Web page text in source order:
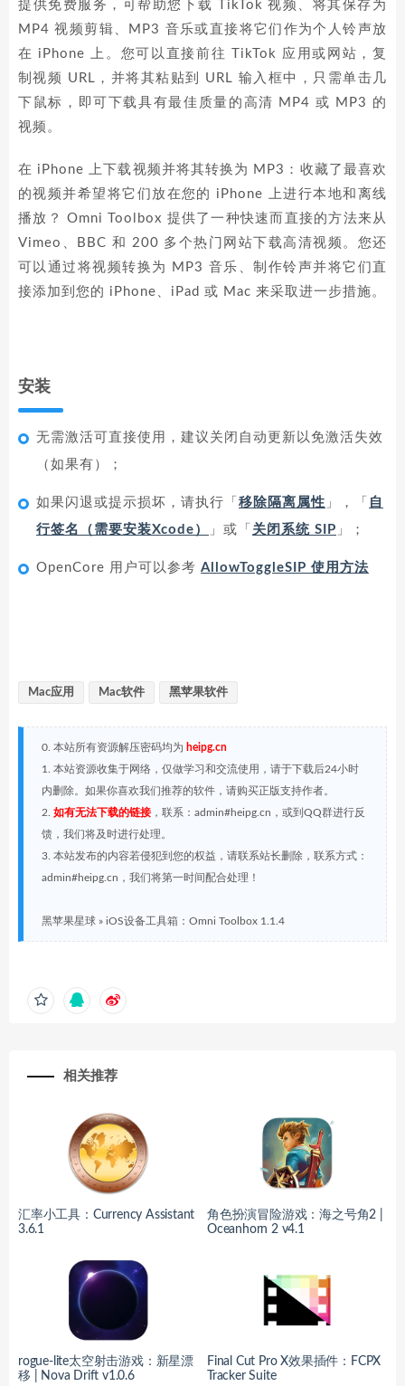
提供免费服务，可帮助您下载 TikTok 视频、将其保存为
MP4 视频剪辑、MP3 音乐或直接将它们作为个人铃声放
在 iPhone 上。您可以直接前往 TikTok 应用或网站，复
制视频 URL，并将其粘贴到 URL 输入框中，只需单击几
下鼠标，即可下载具有最佳质量的高清 MP4 或 MP3 的
视频。
在 iPhone 上下载视频并将其转换为 MP3：收藏了最喜欢
的视频并希望将它们放在您的 iPhone 上进行本地和离线
播放？ Omni Toolbox 提供了一种快速而直接的方法来从
Vimeo、BBC 和 200 多个热门网站下载高清视频。您还
可以通过将视频转换为 MP3 音乐、制作铃声并将它们直
接添加到您的 iPhone、iPad 或 Mac 来采取进一步措施。
安装
无需激活可直接使用，建议关闭自动更新以免激活失效
（如果有）；
如果闪退或提示损坏，请执行「 移除隔离属性 」，「 自
行签名（需要安装Xcode）
」或「 关闭系统 SIP 」；
OpenCore 用户可以参考 AllowToggleSIP 使用方法
Mac应用 Mac软件 黑苹果软件
0. 本站所有资源解压密码均为 heipg.cn
1. 本站资源收集于网络，仅做学习和交流使用，请于下载后24小时
内删除。如果你喜欢我们推荐的软件，请购买正版支持作者。
2. 如有无法下载的链接，联系：admin#heipg.cn，或到QQ群进行反
馈，我们将及时进行处理。
3. 本站发布的内容若侵犯到您的权益，请联系站长删除，联系方式：
admin#heipg.cn，我们将第一时间配合处理！
黑苹果星球 » iOS设备工具箱：Omni Toolbox 1.1.4
相关推荐
汇率小工具：Currency Assistant
3.6.1
角色扮演冒险游戏：海之号角2 |
Oceanhorn 2 v4.1
rogue-lite太空射击游戏：新星漂
移 | Nova Drift v1.0.6
Final Cut Pro X效果插件：FCPX
Tracker Suite